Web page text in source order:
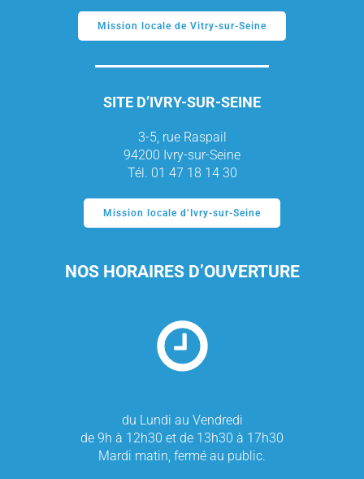
Mission locale de Vitry-sur-Seine
SITE D’IVRY-SUR-SEINE
3-5, rue Raspail
94200 Ivry-sur-Seine
Tél. 01 47 18 14 30
Mission locale d’Ivry-sur-Seine
NOS HORAIRES D’OUVERTURE
du Lundi au Vendredi
de 9h à 12h30 et de 13h30 à 17h30
Mardi matin, fermé au public.